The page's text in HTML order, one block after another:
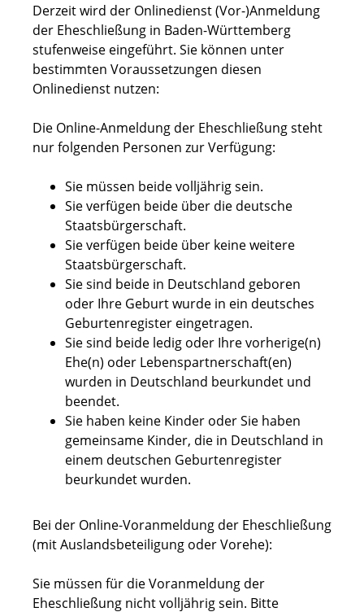
Derzeit wird der Onlinedienst (Vor-)Anmeldung
der Eheschließung in Baden-Württemberg
stufenweise eingeführt. Sie können unter
bestimmten Voraussetzungen diesen
Onlinedienst nutzen:
Die Online-Anmeldung der Eheschließung steht
nur folgenden Personen zur Verfügung:
Sie müssen beide volljährig sein.
Sie verfügen beide über die deutsche
Staatsbürgerschaft.
Sie verfügen beide über keine weitere
Staatsbürgerschaft.
Sie sind beide in Deutschland geboren
oder Ihre Geburt wurde in ein deutsches
Geburtenregister eingetragen.
Sie sind beide ledig oder Ihre vorherige(n)
Ehe(n) oder Lebenspartnerschaft(en)
wurden in Deutschland beurkundet und
beendet.
Sie haben keine Kinder oder Sie haben
gemeinsame Kinder, die in Deutschland in
einem deutschen Geburtenregister
beurkundet wurden.
Bei der Online-Voranmeldung der Eheschließung
(mit Auslandsbeteiligung oder Vorehe):
Sie müssen für die Voranmeldung der
Eheschließung nicht volljährig sein. Bitte